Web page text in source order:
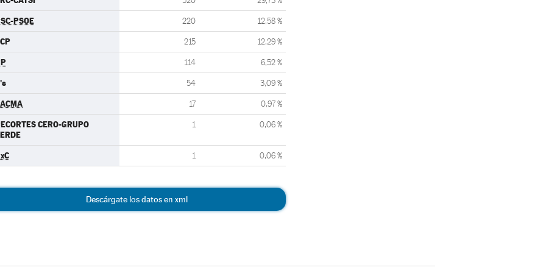
PSOE 220 12,58 %
215 12,29 %
114 6,52 %
54 3,09 %
17 0,97 %
CERO-GRUPO
1 0,06 %
1 0,06 %
Descárgate los datos en xml